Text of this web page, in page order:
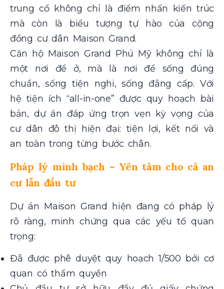
trung cổ không chỉ là điểm nhấn kiến trúc
mà còn là biểu tượng tự hào của cộng
đồng cư dân Maison Grand.
Căn hộ Maison Grand Phú Mỹ không chỉ là
một nơi để ở, mà là nơi để sống đúng
chuẩn, sống tiện nghi, sống đẳng cấp. Với
hệ tiện ích “all-in-one” được quy hoạch bài
bản, dự án đáp ứng trọn vẹn kỳ vọng của
cư dân đô thị hiện đại: tiện lợi, kết nối và
an toàn trong từng bước chân.
Pháp lý minh bạch – Yên tâm cho cả an
cư lẫn đầu tư
Dự án Maison Grand hiện đang có pháp lý
rõ ràng, minh chứng qua các yếu tố quan
trọng:
Đã được phê duyệt quy hoạch 1/500 bởi cơ
quan có thẩm quyền